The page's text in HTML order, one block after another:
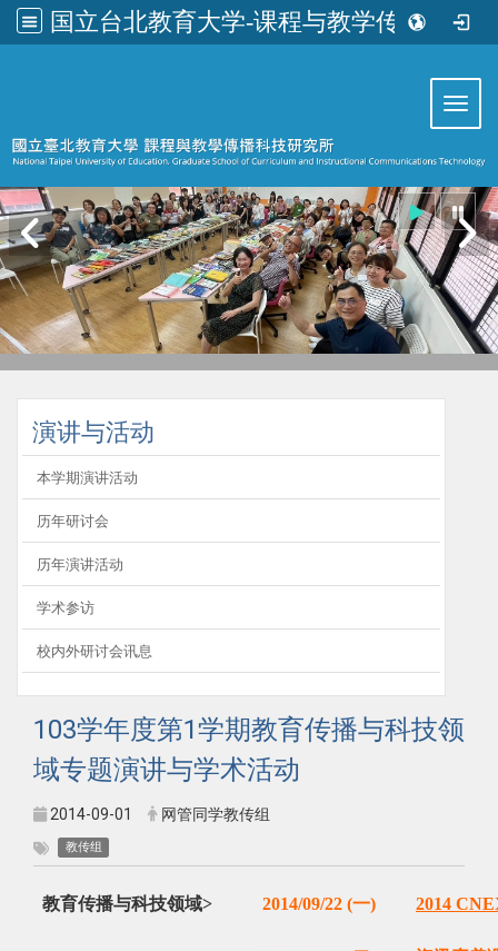
国立台北教育大学-课程与教学传播科技研究所
演讲与活动
本学期演讲活动
历年研讨会
历年演讲活动
学术参访
校内外研讨会讯息
103学年度第1学期教育传播与科技领
域专题演讲与学术活动
2014-09-01 网管同学教传组
教传组
教育传播与科技领域> 2014/09/22 (一) 2014